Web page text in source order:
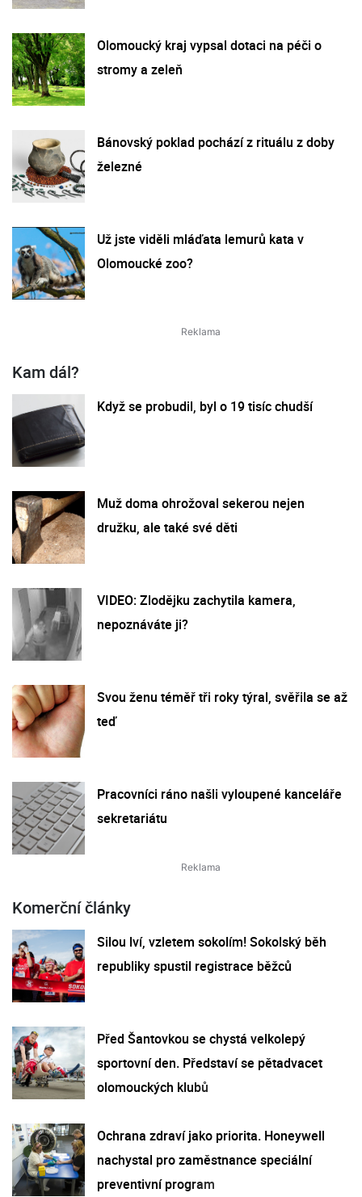
Olomoucký kraj vypsal dotaci na péči o
stromy a zeleň
Bánovský poklad pochází z rituálu z doby
železné
Už jste viděli mláďata lemurů kata v
Olomoucké zoo?
Kam dál?
Když se probudil, byl o 19 tisíc chudší
Muž doma ohrožoval sekerou nejen
družku, ale také své děti
VIDEO: Zlodějku zachytila kamera,
nepoznáváte ji?
Svou ženu téměř tři roky týral, svěřila se až
teď
Pracovníci ráno našli vyloupené kanceláře
sekretariátu
Komerční články
Silou lví, vzletem sokolím! Sokolský běh
republiky spustil registrace běžců
Před Šantovkou se chystá velkolepý
sportovní den. Představí se pětadvacet
olomouckých klubů
Ochrana zdraví jako priorita. Honeywell
nachystal pro zaměstnance speciální
preventivní program